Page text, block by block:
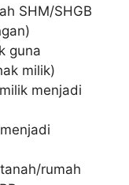
SHM/SHGB
guna
milik)
menjadi
rumah